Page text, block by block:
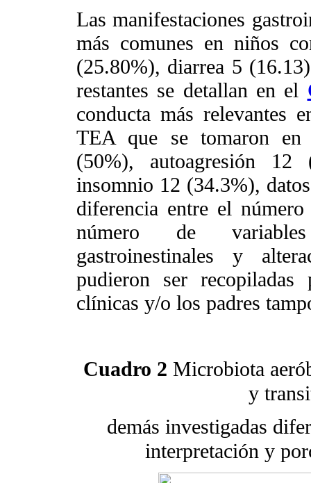
Las manifestaciones
más comunes en niños
(25.80%), diarrea 5
restantes se detallan en el
conducta más relevantes
TEA que se tomaron en
(50%), autoagresión
insomnio 12 (34.3%),
diferencia entre el
número de variables
gastroinestinales y
pudieron ser
clínicas y/o los padres
Cuadro 2 Microbiota
y
demás investigadas
interpretación y